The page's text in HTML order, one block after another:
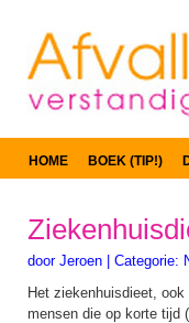
HOME BOEK (TIP!)
door Jeroen Categorie:
Het ziekenhuisdieet, ook
mensen die op korte tijd